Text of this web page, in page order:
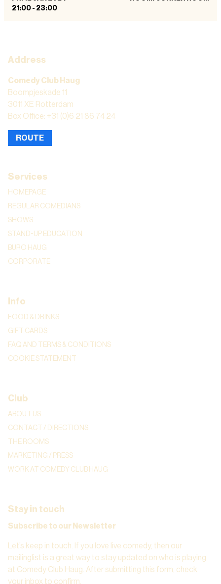
21:00 - 23:00
Address
Comedy Club Haug
Boompjeskade 11
3011 XE Rotterdam
Box Office: +31 (0)6 21 86 74 24
ROUTE
Services
HOMEPAGE
REGULAR COMEDIANS
SHOWS
STAND-UP EDUCATION
BURO HAUG
CORPORATE
Info
FOOD & DRINKS
GIFT CARDS
FAQ AND TERMS & CONDITIONS
COOKIE STATEMENT
Club
ABOUT US
CONTACT / DIRECTIONS
THE ROOMS
MARKETING / PRESS
WORK AT COMEDY CLUB HAUG
Stay in touch
Subscribe to our Newsletter
Let’s keep in touch. If you love live comedy, then our
mailinglist is a great way to stay updated on who is playing
at Comedy Club Haug. After submitting this form, check
your inbox to confirm.